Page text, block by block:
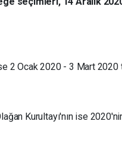
2 Ocak 2020 - 3 Mart 2020
Kurultayı'nın ise